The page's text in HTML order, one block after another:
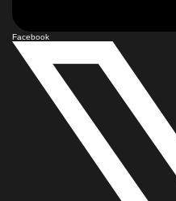
Facebook